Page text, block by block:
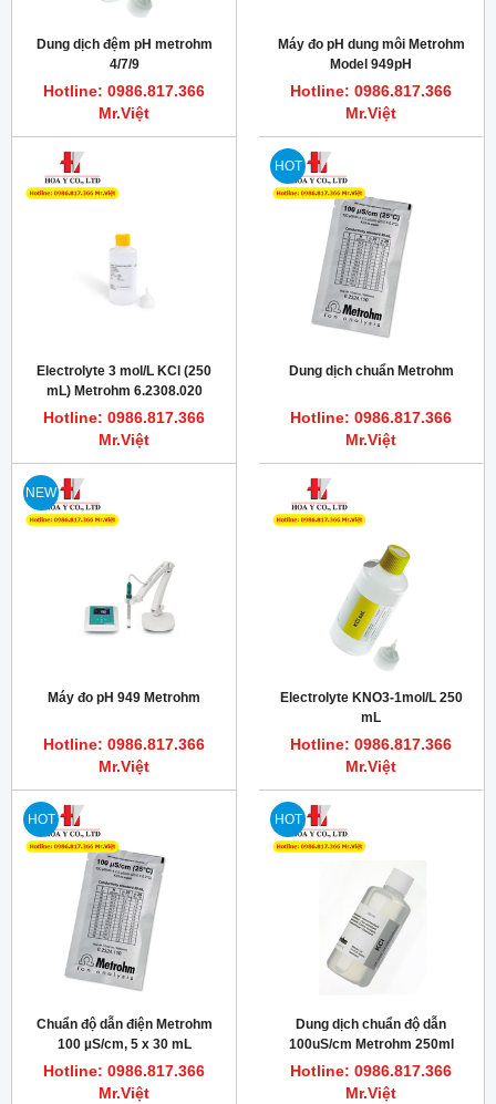
Dung dịch đệm pH metrohm
4/7/9
Hotline: 0986.817.366
Mr.Việt
Máy đo pH dung môi Metrohm
Model 949pH
Hotline: 0986.817.366
Mr.Việt
Electrolyte 3 mol/L KCl (250
mL) Metrohm 6.2308.020
Hotline: 0986.817.366
Mr.Việt
HOT
Dung dịch chuẩn Metrohm
Hotline: 0986.817.366
Mr.Việt
NEW
Máy đo pH 949 Metrohm
Hotline: 0986.817.366
Mr.Việt
Electrolyte KNO3-1mol/L 250
mL
Hotline: 0986.817.366
Mr.Việt
HOT
Chuẩn độ dẫn điện Metrohm
100 µS/cm, 5 x 30 mL
Hotline: 0986.817.366
Mr.Việt
HOT
Dung dịch chuẩn độ dẫn
100uS/cm Metrohm 250ml
Hotline: 0986.817.366
Mr.Việt